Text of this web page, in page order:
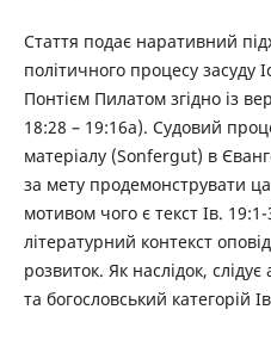
Стаття подає наративний
політичного процесу засуду
Понтієм Пилатом згідно із
18:28 – 19:16а). Судовий
матеріалу (Sonfergut) в
за мету продемонструвати
мотивом чого є текст Ів.
літературний контекст
розвиток. Як наслідок,
та богословський категорій